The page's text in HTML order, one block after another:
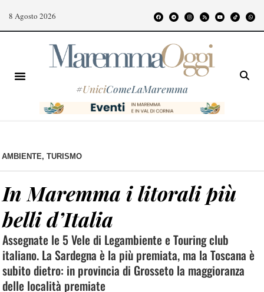
8 Agosto 2026
#UniciComeLaMaremma
AMBIENTE, TURISMO
In Maremma i litorali più
belli d’Italia
Assegnate le 5 Vele di Legambiente e Touring club
italiano. La Sardegna è la più premiata, ma la Toscana è
subito dietro: in provincia di Grosseto la maggioranza
delle località premiate